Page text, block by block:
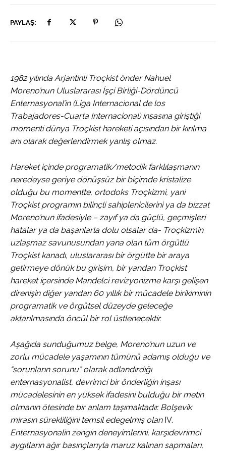
PAYLAŞ:
1982 yılında Arjantinli Troçkist önder Nahuel
Moreno’nun Uluslararası İşçi Birliği-Dördüncü
Enternasyonal’in (Liga Internacional de los
Trabajadores-Cuarta Internacional) inşasına giriştiği
momenti dünya Troçkist hareketi açısından bir kırılma
anı olarak değerlendirmek yanlış olmaz.
Hareket içinde programatik/metodik farklılaşmanın
neredeyse geriye dönüşsüz bir biçimde kristalize
olduğu bu momentte, ortodoks Troçkizmi, yani
Troçkist programın bilinçli sahiplenicilerini ya da bizzat
Moreno’nun ifadesiyle – zayıf ya da güçlü, geçmişleri
hatalar ya da başarılarla dolu olsalar da- Troçkizmin
uzlaşmaz savunusundan yana olan tüm örgütlü
Troçkist kanadı, uluslararası bir örgütte bir araya
getirmeye dönük bu girişim, bir yandan Troçkist
hareket içersinde Mandelci revizyonizme karşı gelişen
direnişin diğer yandan 60 yıllık bir mücadele birikiminin
programatik ve örgütsel düzeyde geleceğe
aktarılmasında öncül bir rol üstlenecektir.
Aşağıda sunduğumuz belge, Moreno’nun uzun ve
zorlu mücadele yaşamının tümünü adamış olduğu ve
“sorunların sorunu” olarak adlandırdığı
enternasyonalist, devrimci bir önderliğin inşası
mücadelesinin en yüksek ifadesini bulduğu bir metin
olmanın ötesinde bir anlam taşımaktadır. Bolşevik
mirasın sürekliliğini temsil edegelmiş olan IV.
Enternasyonalin zengin deneyimlerini, karşıdevrimci
aygıtların ağır basınçlarıyla maruz kalınan sapmaları,